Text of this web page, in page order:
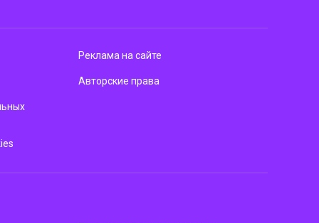
Реклама на сайте
Авторские права